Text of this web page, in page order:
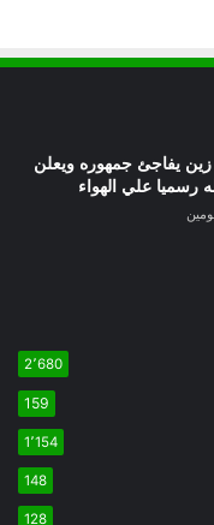
يفاجئ جمهوره ويعلن
رسميا علي الهواء
2٬680
159
1٬154
148
128